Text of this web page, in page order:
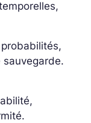
sauvegarde.